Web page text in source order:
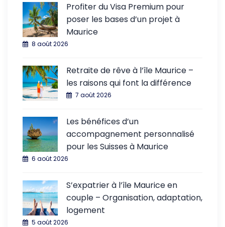
Profiter du Visa Premium pour
poser les bases d’un projet à
Maurice
8 août 2026
Retraite de rêve à l’île Maurice –
les raisons qui font la différence
7 août 2026
Les bénéfices d’un
accompagnement personnalisé
pour les Suisses à Maurice
6 août 2026
S’expatrier à l’île Maurice en
couple – Organisation, adaptation,
logement
5 août 2026